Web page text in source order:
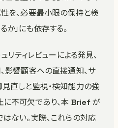
を、必要最小限の保持と検
」にも依存する。
ティレビューによる発見、
影響顧客への直接通知、サ
直しと監視・検知能力の強
に不可欠であり、本 Brief が
ない。実際、これらの対応